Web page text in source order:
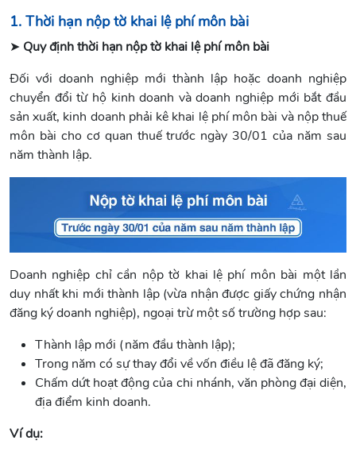
1. Thời hạn nộp tờ khai lệ phí môn bài
➤ Quy định thời hạn nộp tờ khai lệ phí môn bài
Đối với doanh nghiệp mới thành lập hoặc doanh nghiệp
chuyển đổi từ hộ kinh doanh và doanh nghiệp mới bắt đầu
sản xuất, kinh doanh phải kê khai lệ phí môn bài và nộp thuế
môn bài cho cơ quan thuế trước ngày 30/01 của năm sau
năm thành lập.
Doanh nghiệp chỉ cần nộp tờ khai lệ phí môn bài một lần
duy nhất khi mới thành lập (vừa nhận được giấy chứng nhận
đăng ký doanh nghiệp), ngoại trừ một số trường hợp sau:
Thành lập mới (năm đầu thành lập);
Trong năm có sự thay đổi về vốn điều lệ đã đăng ký;
Chấm dứt hoạt động của chi nhánh, văn phòng đại diện,
địa điểm kinh doanh.
Ví dụ: